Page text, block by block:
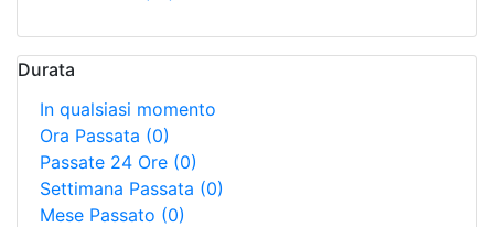
Durata
In qualsiasi momento
Ora Passata (0)
Passate 24 Ore (0)
Settimana Passata (0)
Mese Passato (0)